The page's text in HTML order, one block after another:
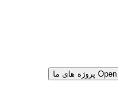
Open پروژه های ما